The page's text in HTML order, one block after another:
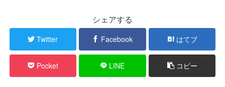
シェアする
Twitter Facebook はてブ
Pocket LINE コピー